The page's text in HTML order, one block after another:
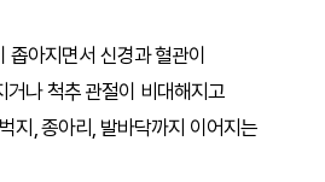
아지면서 신경과 혈관이
거나 척추 관절이 비대해지고
지, 종아리, 발바닥까지 이어지는